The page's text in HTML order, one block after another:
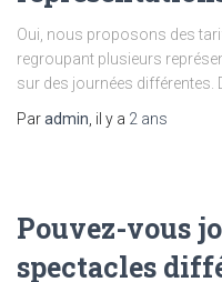
Oui, nous proposons des
regroupant plusieurs
sur des journées différentes.
Paradmin , il y a 2 ans
Pouvez-vous
spectacles